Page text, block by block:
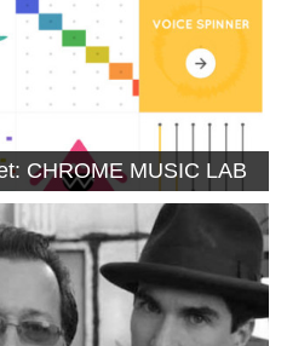
CHROME MUSIC LAB